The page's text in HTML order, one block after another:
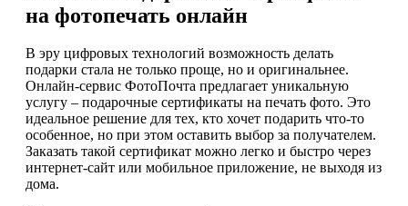
на фотопечать онлайн
В эру цифровых технологий возможность делать
подарки стала не только проще, но и оригинальнее.
Онлайн-сервис ФотоПочта предлагает уникальную
услугу – подарочные сертификаты на печать фото. Это
идеальное решение для тех, кто хочет подарить что-то
особенное, но при этом оставить выбор за получателем.
Заказать такой сертификат можно легко и быстро через
интернет-сайт или мобильное приложение, не выходя из
дома.